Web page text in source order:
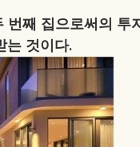
째 집으로써의 투
는 것이다.